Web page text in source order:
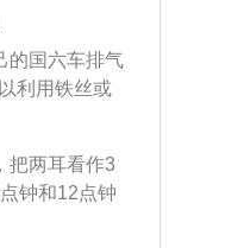
有生产，这
的国六车排气
利用铁丝或
出来，如果
采取应急措
棍将所有的
处，然后将
将堵塞的东
把两耳看作3
钟和12点钟
、双手握住